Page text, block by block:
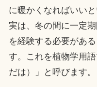
に暖かくなればいい
実は、冬の間に一定
を経験する必要があ
す。これを植物学用
だは）」と呼びます。